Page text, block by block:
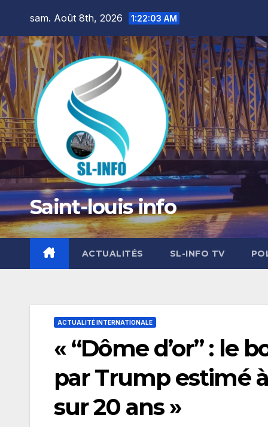
content
sam. Août 8th, 2026 1:22:05 AM
Saint-louis info
ACTUALITÉS SL-INFO TV
ACTUALITÉ INTERNATIONALE
« “Dôme d’or” : le
par Trump estimé
sur 20 ans »